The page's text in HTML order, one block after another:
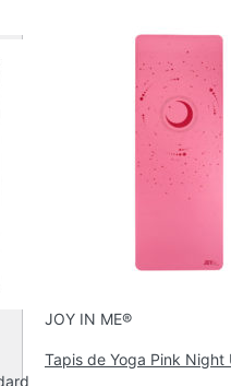
JOY IN ME®
Tapis de Yoga Pink Night